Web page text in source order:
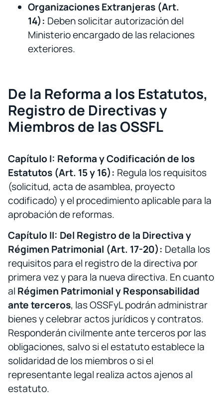
Organizaciones Extranjeras (Art.
14): Deben solicitar autorización del
Ministerio encargado de las relaciones
exteriores.
De la Reforma a los Estatutos,
Registro de Directivas y
Miembros de las OSSFL
Capítulo I: Reforma y Codificación de los
Estatutos (Art. 15 y 16): Regula los requisitos
(solicitud, acta de asamblea, proyecto
codificado) y el procedimiento aplicable para la
aprobación de reformas.
Capítulo II: Del Registro de la Directiva y
Régimen Patrimonial (Art. 17-20): Detalla los
requisitos para el registro de la directiva por
primera vez y para la nueva directiva. En cuanto
al Régimen Patrimonial y Responsabilidad
ante terceros, las OSSFyL podrán administrar
bienes y celebrar actos jurídicos y contratos.
Responderán civilmente ante terceros por las
obligaciones, salvo si el estatuto establece la
solidaridad de los miembros o si el
representante legal realiza actos ajenos al
estatuto.